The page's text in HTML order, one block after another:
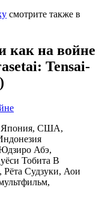
смотрите также в
как на войне
Tensai-
Япония, США,
Абэ,
Тобита В
Рёта Судзуки, Аои